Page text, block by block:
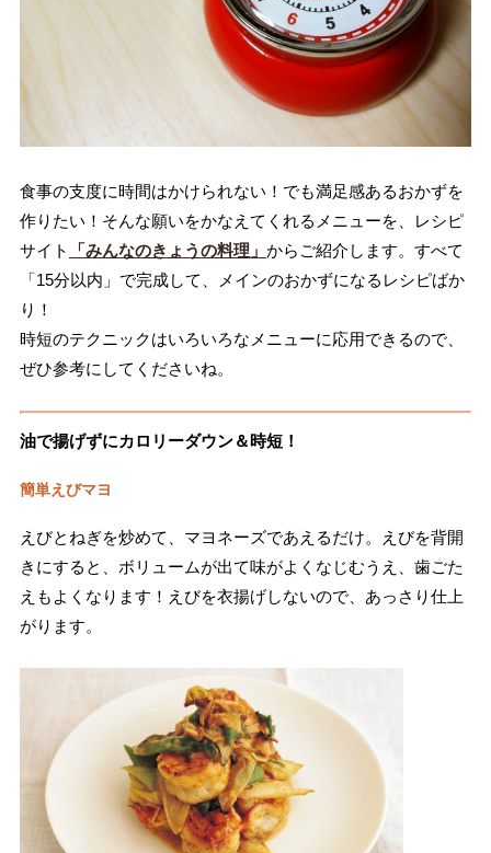
食事の支度に時間はかけられない！でも満足感あるおかずを
作りたい！そんな願いをかなえてくれるメニューを、レシピ
サイト
「みんなのきょうの料理」 からご紹介します。すべて
「15分以内」で完成して、メインのおかずになるレシピばか
り！
時短のテクニックはいろいろなメニューに応用できるので、
ぜひ参考にしてくださいね。
油で揚げずにカロリーダウン＆時短！
簡単えびマヨ
えびとねぎを炒めて、マヨネーズであえるだけ。えびを背開
きにすると、ボリュームが出て味がよくなじむうえ、歯ごた
えもよくなります！えびを衣揚げしないので、あっさり仕上
がります。